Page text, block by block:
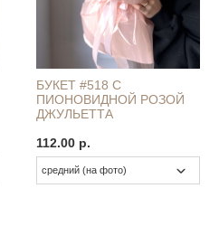
БУКЕТ #518 С
ПИОНОВИДНОЙ РОЗОЙ
ДЖУЛЬЕТТА
112.00 р.